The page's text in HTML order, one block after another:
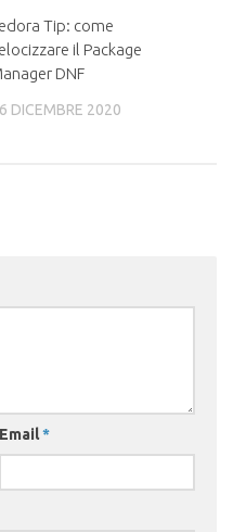
Tip: come
il Package
DNF
DICEMBRE 2020
Email*